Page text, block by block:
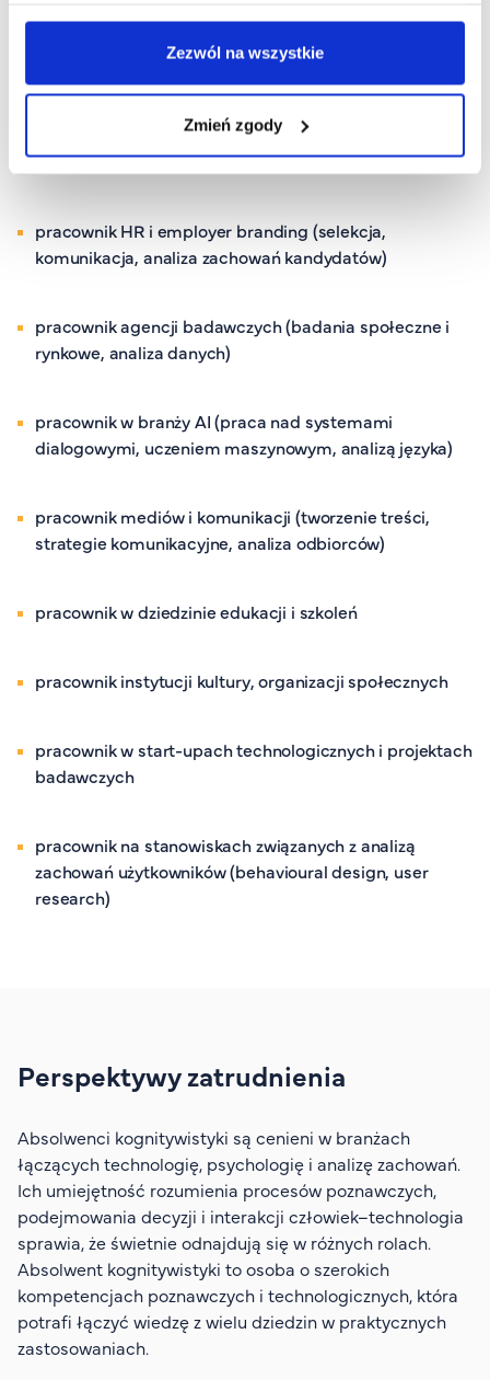
Zezwól na wszystkie
Zmień zgody
Po kierunku Kognitywistyka
absolwent
może znaleźć zatrudnienie jako:
pracownik w branży IT (zespoły UX/UI, projektowanie
interfejsów, badania użyteczności)
pracownik HR i employer branding (selekcja,
komunikacja, analiza zachowańkandydatów)
pracownikagencji badawczych (badania społeczne i
rynkowe, analiza danych)
pracownik w branży AI (praca nad systemami
dialogowymi, uczeniem maszynowym, analizą języka)
pracownikmediów i komunikacji (tworzenie treści,
strategie komunikacyjne, analiza odbiorców)
pracownik w dziedzinieedukacji i szkoleń
pracownikinstytucji kultury, organizacji społecznych
pracownik wstart-upachtechnologicznych i projektach
badawczych
pracownik na stanowiskach związanych z analizą
zachowańużytkowników (behaviouraldesign, user
research)
Perspektywy zatrudnienia
Absolwenci kognitywistyki są cenieni w branżach
łączących technologię, psychologię i analizę zachowań.
Ich umiejętność rozumienia procesów poznawczych,
podejmowania decyzji i interakcji człowiek–technologia
sprawia, że świetnie odnajdują się w różnych rolach.
Absolwent kognitywistyki to osoba o szerokich
kompetencjach poznawczych i technologicznych, która
potrafi łączyć wiedzę z wielu dziedzin w praktycznych
zastosowaniach.